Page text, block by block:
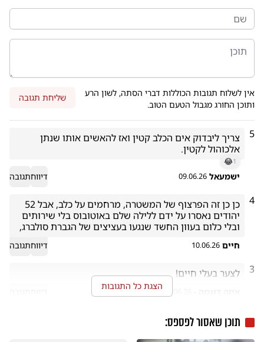
אין לשלוח תגובות הכוללות דברי הסתה, לשון הרע
ותוכן החורג מגבול הטעם הטוב.
שליחת תגובה
5
אלכוהול לקטין.
😂1
ישמעאל 09.06.26 דיווחתגובה
4
ובלי כלום בעוון החשד שנגעו בעציצים של הגברת סולברג,
חיים 10.06.26 דיווחתגובה
3 לצער בעלי חיים!
הצגת כל התגובות
תוכן שאסור לפספס: